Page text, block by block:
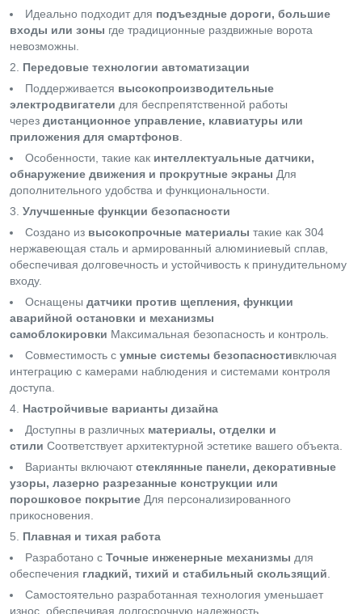
Идеально подходит для подъездные дороги, большие
входы или зоны где традиционные раздвижные ворота
невозможны.
Передовые технологии автоматизации
Поддерживается высокопроизводительные
электродвигатели для беспрепятственной работы
через дистанционное управление, клавиатуры или
приложения для смартфонов
Особенности, такие как интеллектуальные датчики,
обнаружение движения и прокрутные экраны Для
дополнительного удобства и функциональности.
Улучшенные функции безопасности
Создано из высокопрочные материалы такие как 304
нержавеющая сталь и армированный алюминиевый сплав,
обеспечивая долговечность и устойчивость к принудительному
входу.
Оснащены датчики против щепления, функции
аварийной остановки и механизмы
самоблокировки Максимальная безопасность и контроль.
Совместимость с умные системы безопасностивключая
интеграцию с камерами наблюдения и системами контроля
доступа.
Настройчивые варианты дизайна
Доступны в различных материалы, отделки и
стили Соответствует архитектурной эстетике вашего объекта.
Варианты включают стеклянные панели, декоративные
узоры, лазерно разрезанные конструкции или
порошковое покрытие Для персонализированного
прикосновения.
Плавная и тихая работа
Разработано с Точные инженерные механизмы для
обеспечения гладкий, тихий и стабильный скользящий
Самостоятельно разработанная технология уменьшает
износ, обеспечивая долгосрочную надежность.